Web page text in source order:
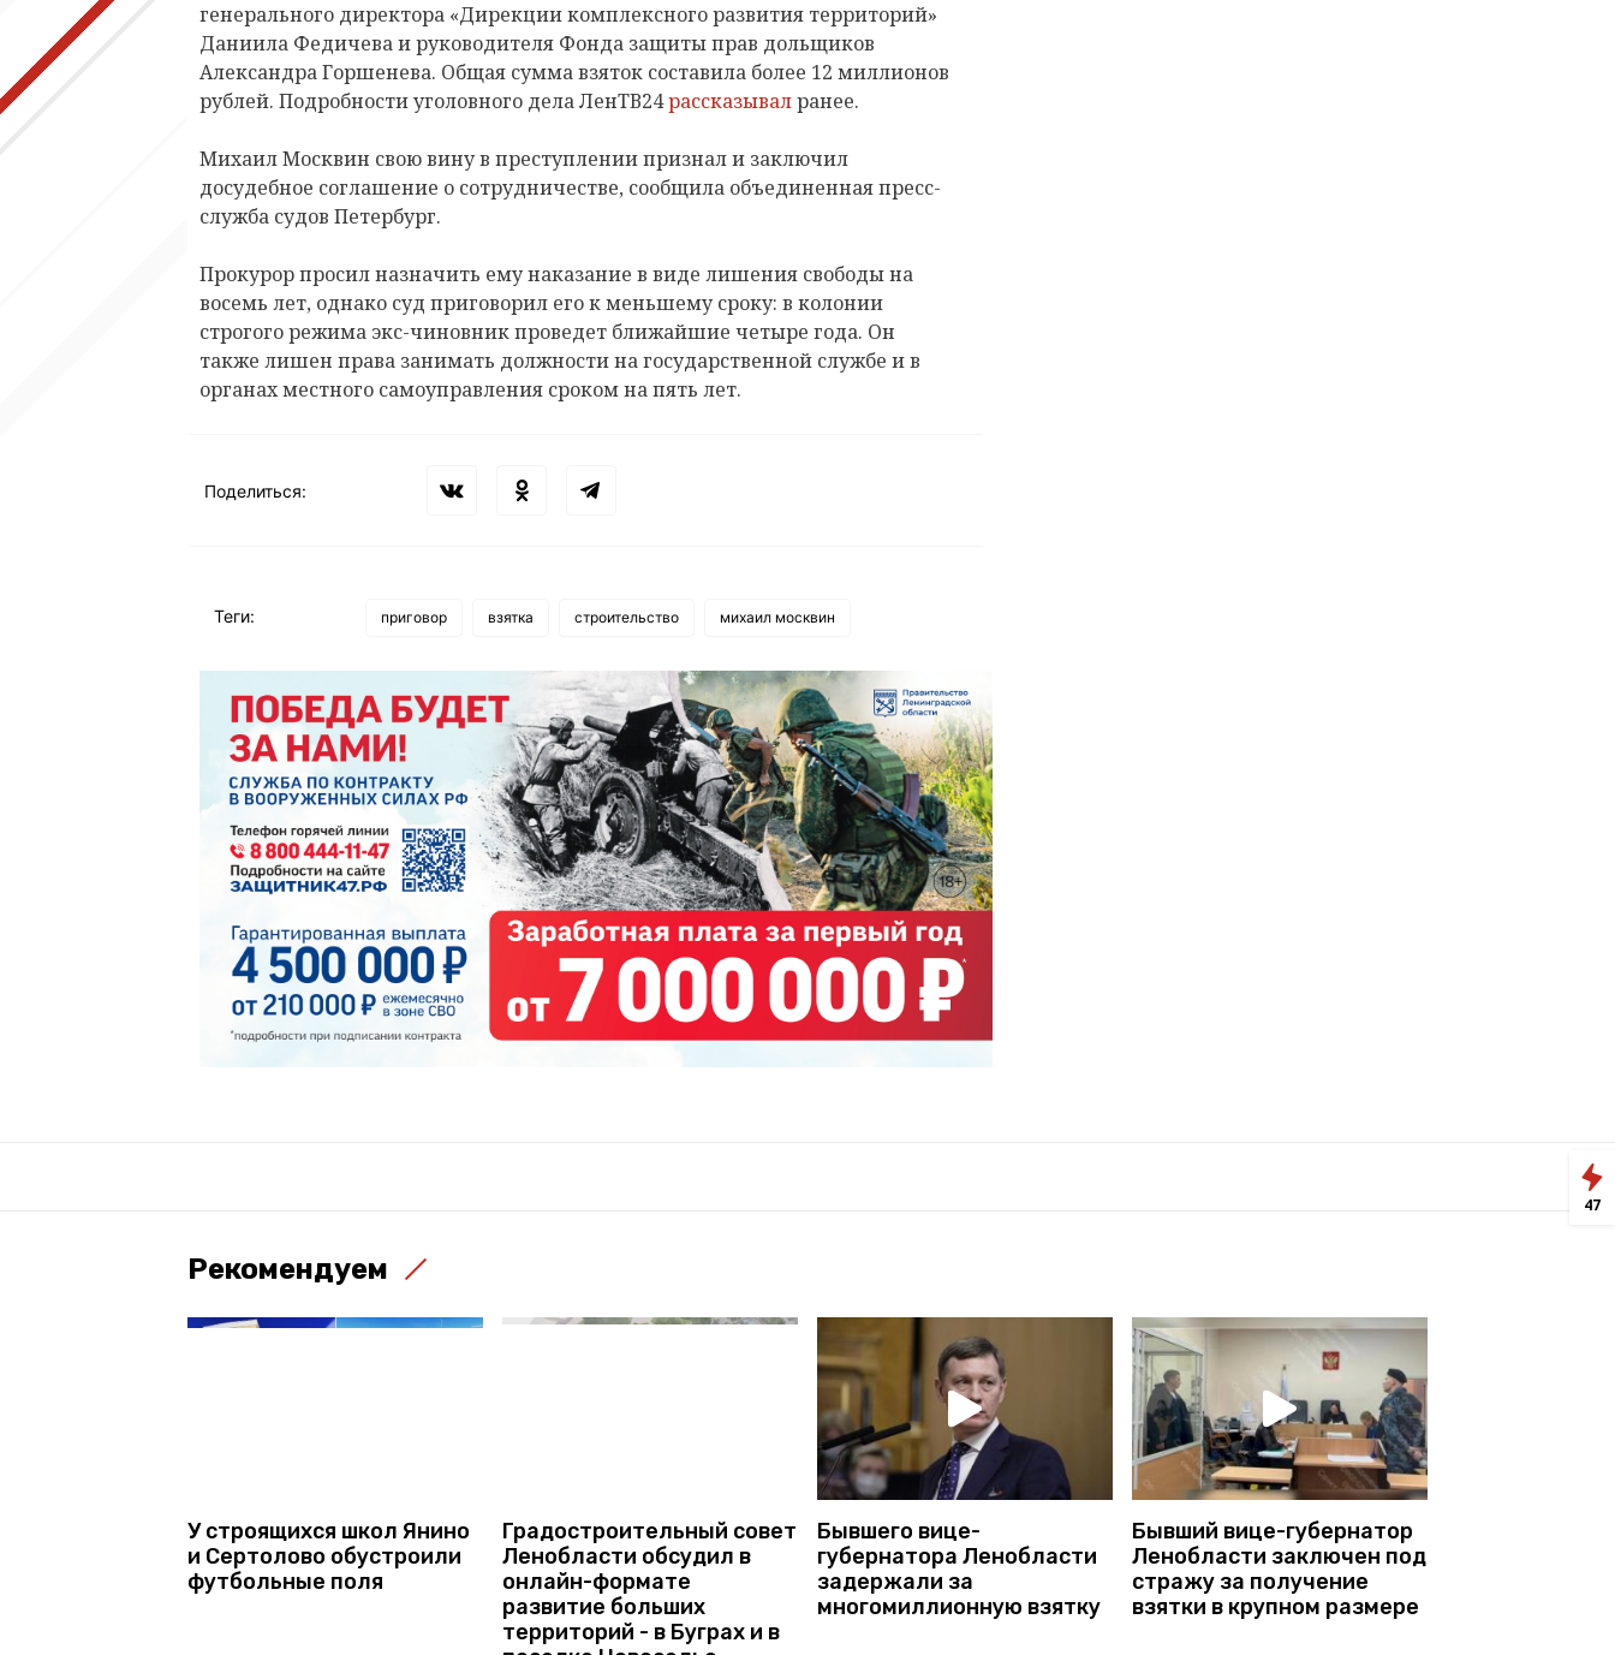
генерального директора «Дирекции комплексного развития территорий»
Даниила Федичева и руководителя Фонда защиты прав дольщиков
Александра Горшенева. Общая сумма взяток составила более 12 миллионов
рублей. Подробности уголовного дела ЛенТВ24рассказывалранее.
Михаил Москвин свою вину в преступлении признал и заключил
досудебное соглашение о сотрудничестве, сообщила объединенная пресс-
служба судов Петербург.
Прокурор просил назначить ему наказание в виде лишения свободы на
восемь лет, однако суд приговорил его к меньшему сроку: в колонии
строгого режима экс-чиновник проведет ближайшие четыре года. Он
также лишен права занимать должности на государственной службе и в
органах местного самоуправления сроком на пять лет.
Поделиться:
Теги: приговор взятка строительство михаил москвин
Рекомендуем
У строящихся школ Янино
и Сертолово обустроили
футбольные поля
Градостроительный совет
Ленобласти обсудил в
онлайн-формате
развитие больших
территорий - в Буграх и в
Бывшего вице-
губернатора Ленобласти
задержали за
многомиллионную взятку
Бывший вице-губернатор
Ленобласти заключен под
стражу за получение
взятки в крупном размере
47